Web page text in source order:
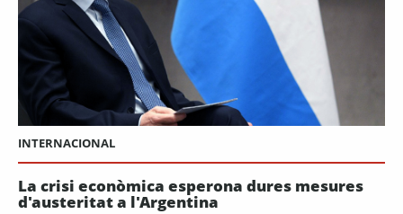
INTERNACIONAL
La crisi econòmica esperona dures mesures
d'austeritat a l'Argentina